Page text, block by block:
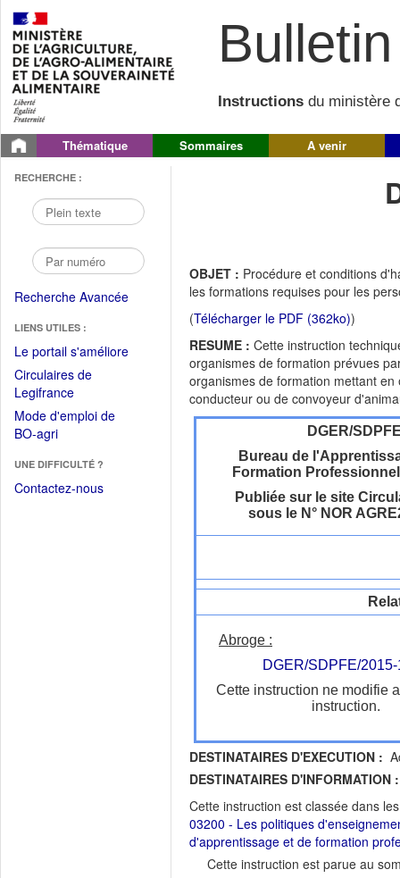
Instructions du ministère
Thématique Sommaires A venir
RECHERCHE :
Recherche Avancée
LIENS UTILES :
Le portail s'améliore(Fichier
Circulaires de
Legifrance(Ouvrir
dans
une
fenêtre)
Mode d'emploi de
BO-agri(Ouvrir
une
nouvelle
UNE DIFFICULTÉ ?
Contactez-nous
OBJET : Procédure et conditions
les formations requises pour les
(Télécharger le PDF (362ko))
RESUME : Cette instruction
organismes de formation prévues
organismes de formation mettant
conducteur ou de convoyeur
DGER/
Bureau de
Formation
Publiée sur le site
sous le N° NOR
Abroge :
DGER/SDPFE/
Cette instruction ne modifie
instruction.
DESTINATAIRES D'EXECUTION :
DESTINATAIRES D'INFORMATION :
Cette instruction est classée dans
03200 - Les politiques
d'apprentissage et de formation
Cette instruction est parue au